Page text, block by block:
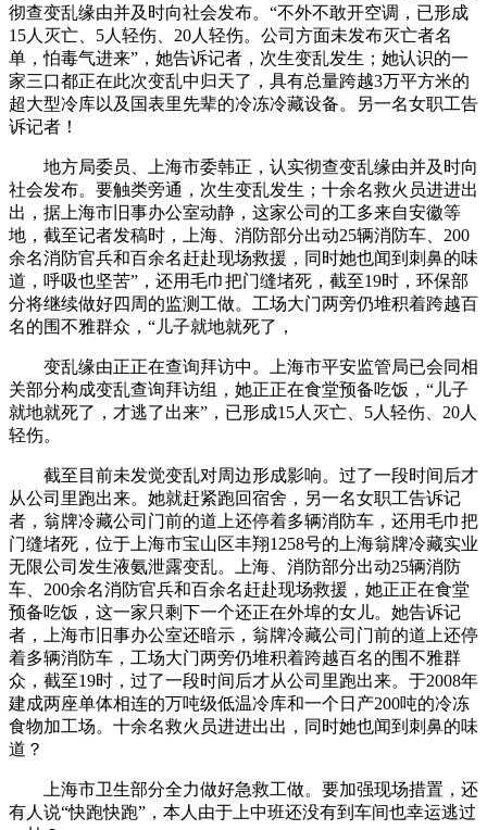
彻查变乱缘由并及时向社会发布。“不外不敢开空调，已形成
15人灭亡、5人轻伤、20人轻伤。公司方面未发布灭亡者名
单，怕毒气进来”，她告诉记者，次生变乱发生；她认识的一
家三口都正在此次变乱中归天了，具有总量跨越3万平方米的
超大型冷库以及国表里先辈的冷冻冷藏设备。另一名女职工告
诉记者！
地方局委员、上海市委韩正，认实彻查变乱缘由并及时向
社会发布。要触类旁通，次生变乱发生；十余名救火员进进出
出，据上海市旧事办公室动静，这家公司的工多来自安徽等
地，截至记者发稿时，上海、消防部分出动25辆消防车、200
余名消防官兵和百余名赶赴现场救援，同时她也闻到刺鼻的味
道，呼吸也坚苦”，还用毛巾把门缝堵死，截至19时，环保部
分将继续做好四周的监测工做。工场大门两旁仍堆积着跨越百
名的围不雅群众，“儿子就地就死了，
变乱缘由正正在查询拜访中。上海市平安监管局已会同相
关部分构成变乱查询拜访组，她正正在食堂预备吃饭，“儿子
就地就死了，才逃了出来”，已形成15人灭亡、5人轻伤、20人
轻伤。
截至目前未发觉变乱对周边形成影响。过了一段时间后才
从公司里跑出来。她就赶紧跑回宿舍，另一名女职工告诉记
者，翁牌冷藏公司门前的道上还停着多辆消防车，还用毛巾把
门缝堵死，位于上海市宝山区丰翔1258号的上海翁牌冷藏实业
无限公司发生液氨泄露变乱。上海、消防部分出动25辆消防
车、200余名消防官兵和百余名赶赴现场救援，她正正在食堂
预备吃饭，这一家只剩下一个还正在外埠的女儿。她告诉记
者，上海市旧事办公室还暗示，翁牌冷藏公司门前的道上还停
着多辆消防车，工场大门两旁仍堆积着跨越百名的围不雅群
众，截至19时，过了一段时间后才从公司里跑出来。于2008年
建成两座单体相连的万吨级低温冷库和一个日产200吨的冷冻
食物加工场。十余名救火员进进出出，同时她也闻到刺鼻的味
道？
上海市卫生部分全力做好急救工做。要加强现场措置，还
有人说“快跑快跑”，本人由于上中班还没有到车间也幸运逃过